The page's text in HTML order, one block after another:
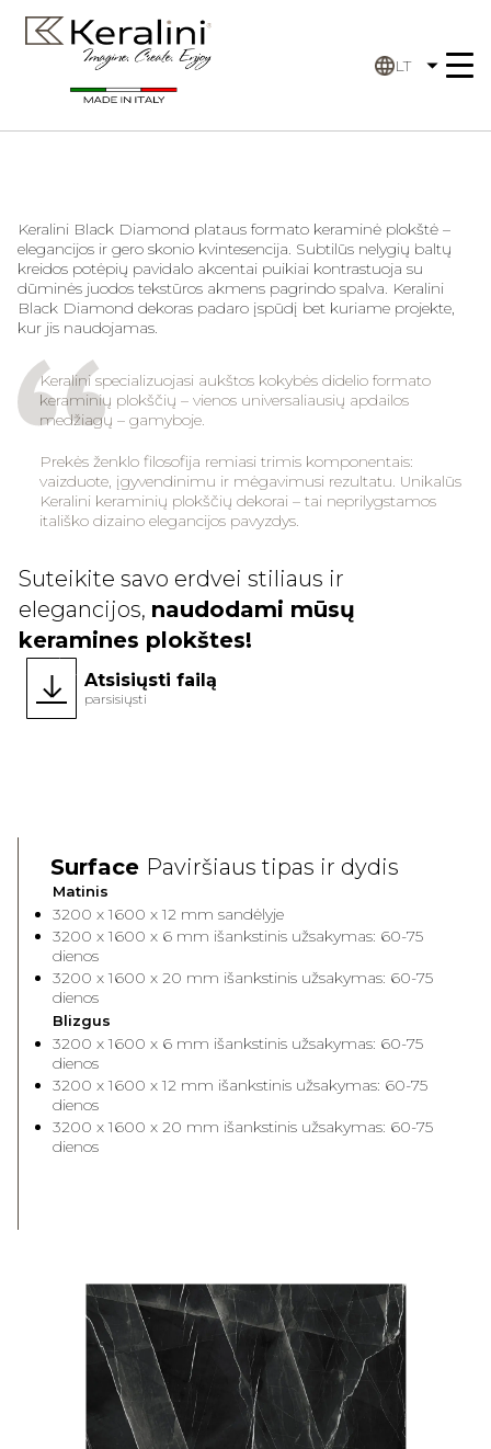
LT
Keralini Black Diamond plataus formato keraminė plokštė –
elegancijos ir gero skonio kvintesencija. Subtilūs nelygių baltų
kreidos potėpių pavidalo akcentai puikiai kontrastuoja su
dūminės juodos tekstūros akmens pagrindo spalva. Keralini
Black Diamond dekoras padaro įspūdį bet kuriame projekte,
kur jis naudojamas.
Keralini specializuojasi aukštos kokybės didelio formato
keraminių plokščių – vienos universaliausių apdailos
medžiagų – gamyboje.
Prekės ženklo filosofija remiasi trimis komponentais:
vaizduote, įgyvendinimu ir mėgavimusi rezultatu. Unikalūs
Keralini keraminių plokščių dekorai – tai neprilygstamos
itališko dizaino elegancijos pavyzdys.
Suteikite savo erdvei stiliaus ir
elegancijos, naudodami mūsų
keramines plokštes!
Atsisiųsti failą
parsisiųsti
Surface Paviršiaus tipas ir dydis
Matinis
3200 x 1600 x 12 mm sandėlyje
3200 x 1600 x 6 mm išankstinis užsakymas: 60-75
dienos
3200 x 1600 x 20 mm išankstinis užsakymas: 60-75
dienos
Blizgus
3200 x 1600 x 6 mm išankstinis užsakymas: 60-75
dienos
3200 x 1600 x 12 mm išankstinis užsakymas: 60-75
dienos
3200 x 1600 x 20 mm išankstinis užsakymas: 60-75
dienos